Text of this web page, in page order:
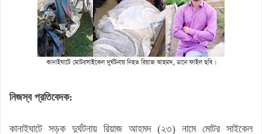
নিজস্ব প্রতিবেদক:
কানাইঘাটে সড়ক দুর্ঘটনায় রিয়াজ আহমদ (২৩) নামে মোটর সাইকেল